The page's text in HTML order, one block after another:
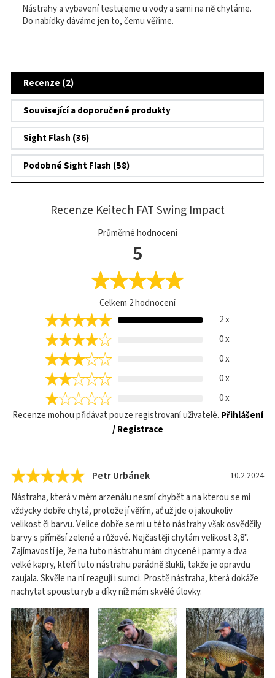
Nástrahy a vybavení testujeme u vody a sami na ně chytáme.
Do nabídky dáváme jen to, čemu věříme.
Recenze (2)
Související a doporučené produkty
Sight Flash (36)
Podobné Sight Flash (58)
Recenze Keitech FAT Swing Impact
Průměrné hodnocení
5
Celkem 2hodnocení
2 x
0 x
0 x
0 x
0 x
Recenze mohou přidávat pouze registrovaní uživatelé. Přihlášení
/ Registrace
Petr Urbánek 10.2.2024
Nástraha, která v mém arzenálu nesmí chybět a na kterou se mi
vždycky dobře chytá, protože jí věřím, ať už jde o jakoukoliv
velikost či barvu. Velice dobře se mi u této nástrahy však osvědčily
barvy s příměsí zelené a růžové. Nejčastěji chytám velikost 3,8".
Zajímavostí je, že na tuto nástrahu mám chycené i parmy a dva
velké kapry, kteří tuto nástrahu parádně šlukli, takže je opravdu
zaujala. Skvěle na ní reagují i sumci. Prostě nástraha, která dokáže
nachytat spoustu ryb a díky níž mám skvělé úlovky.